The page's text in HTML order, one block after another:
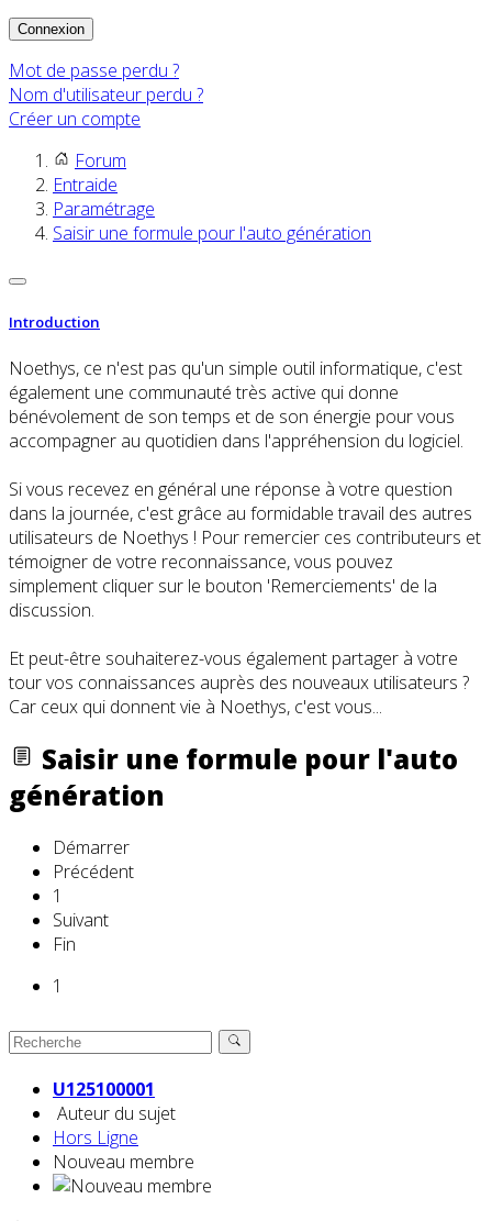
Connexion
Mot de passe perdu ?
Nom d'utilisateur perdu ?
Créer un compte
Forum
Entraide
Paramétrage
Saisir une formule pour l'auto génération
Introduction
Noethys, ce n'est pas qu'un simple outil informatique, c'est
également une communauté très active qui donne
bénévolement de son temps et de son énergie pour vous
accompagner au quotidien dans l'appréhension du logiciel.
Si vous recevez en général une réponse à votre question
dans la journée, c'est grâce au formidable travail des autres
utilisateurs de Noethys ! Pour remercier ces contributeurs et
témoigner de votre reconnaissance, vous pouvez
simplement cliquer sur le bouton 'Remerciements' de la
discussion.
Et peut-être souhaiterez-vous également partager à votre
tour vos connaissances auprès des nouveaux utilisateurs ?
Car ceux qui donnent vie à Noethys, c'est vous...
Saisir une formule pour l'auto
génération
Démarrer
Précédent
1
Suivant
Fin
1
U125100001
Auteur du sujet
Hors Ligne
Nouveau membre